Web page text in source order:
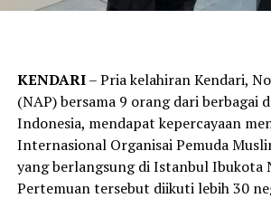
KENDARI– Pria kelahiran Kendari,
(NAP) bersama 9 orang dari berbagai
Indonesia, mendapat kepercayaan
Internasional Organisai Pemuda
yang berlangsung di Istanbul Ibukota
Pertemuan tersebut diikuti lebih 30